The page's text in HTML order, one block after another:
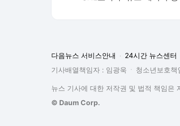
다음뉴스 서비스안내 24시간 뉴스센터
기사배열책임자 : 임광욱
청소년보호책
뉴스 기사에 대한 저작권 및 법적 책임은
© Daum Corp.